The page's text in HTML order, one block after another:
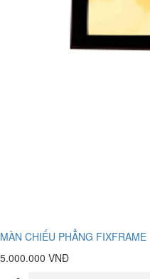
MÀN CHIẾU PHẲNG FIXFRAME
5.000.000 VNĐ